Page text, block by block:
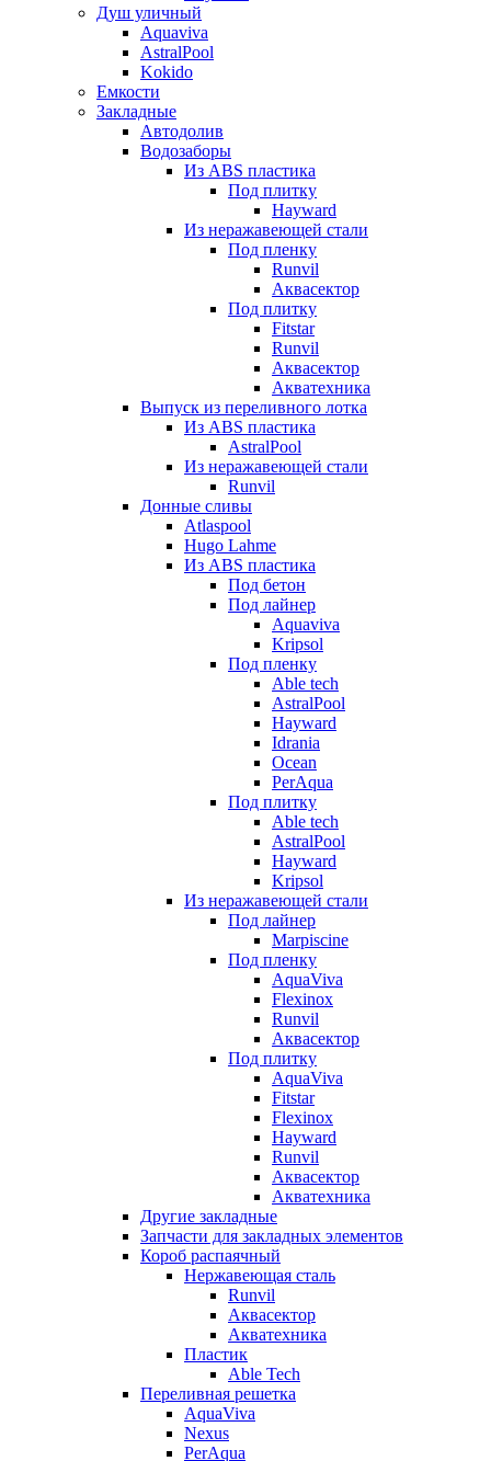
Душ уличный
Aquaviva
AstralPool
Kokido
Емкости
Закладные
Автодолив
Водозаборы
Из ABS пластика
Под плитку
Hayward
Из неражавеющей стали
Под пленку
Runvil
Аквасектор
Под плитку
Fitstar
Runvil
Аквасектор
Акватехника
Выпуск из переливного лотка
Из ABS пластика
AstralPool
Из неражавеющей стали
Runvil
Донные сливы
Atlaspool
Hugo Lahme
Из ABS пластика
Под бетон
Под лайнер
Aquaviva
Kripsol
Под пленку
Able tech
AstralPool
Hayward
Idrania
Ocean
PerAqua
Под плитку
Able tech
AstralPool
Hayward
Kripsol
Из неражавеющей стали
Под лайнер
Marpiscine
Под пленку
AquaViva
Flexinox
Runvil
Аквасектор
Под плитку
AquaViva
Fitstar
Flexinox
Hayward
Runvil
Аквасектор
Акватехника
Другие закладные
Запчасти для закладных элементов
Короб распаячный
Нержавеющая сталь
Runvil
Аквасектор
Акватехника
Пластик
Able Tech
Переливная решетка
AquaViva
Nexus
PerAqua